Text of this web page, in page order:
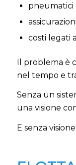
pneumatici
costi legati
Il problema è
nel tempo e
Senza un
una visione
E senza